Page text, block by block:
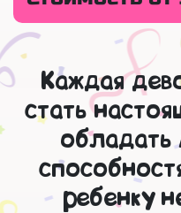
Каждая
стать
обладать
ребенку